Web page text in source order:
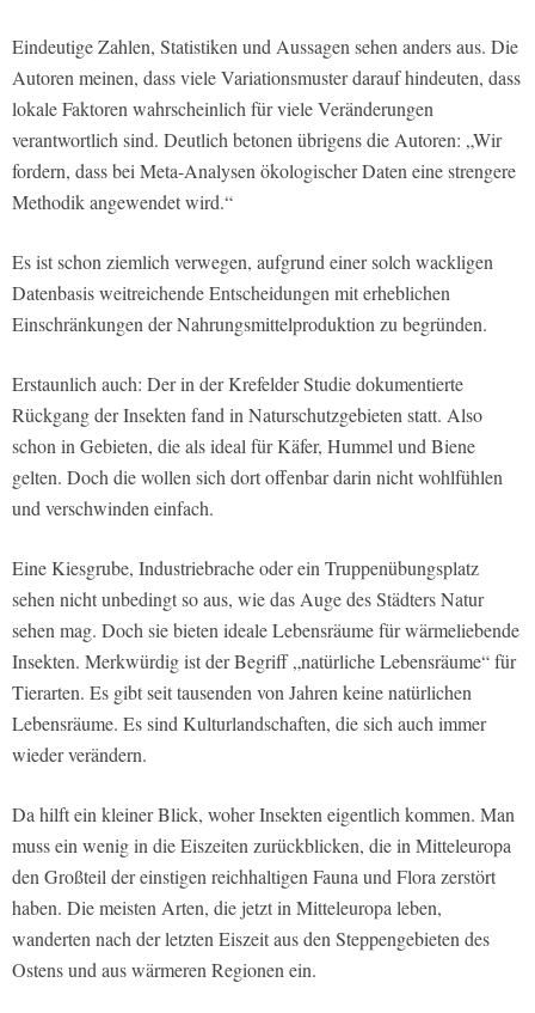
Eindeutige Zahlen, Statistiken und Aussagen sehen anders aus. Die
Autoren meinen, dass viele Variationsmuster darauf hindeuten, dass
lokale Faktoren wahrscheinlich für viele Veränderungen
verantwortlich sind. Deutlich betonen übrigens die Autoren: „Wir
fordern, dass bei Meta-Analysen ökologischer Daten eine strengere
Methodik angewendet wird.“
Es ist schon ziemlich verwegen, aufgrund einer solch wackligen
Datenbasis weitreichende Entscheidungen mit erheblichen
Einschränkungen der Nahrungsmittelproduktion zu begründen.
Erstaunlich auch: Der in der Krefelder Studie dokumentierte
Rückgang der Insekten fand in Naturschutzgebieten statt. Also
schon in Gebieten, die als ideal für Käfer, Hummel und Biene
gelten. Doch die wollen sich dort offenbar darin nicht wohlfühlen
und verschwinden einfach.
Eine Kiesgrube, Industriebrache oder ein Truppenübungsplatz
sehen nicht unbedingt so aus, wie das Auge des Städters Natur
sehen mag. Doch sie bieten ideale Lebensräume für wärmeliebende
Insekten. Merkwürdig ist der Begriff „natürliche Lebensräume“ für
Tierarten. Es gibt seit tausenden von Jahren keine natürlichen
Lebensräume. Es sind Kulturlandschaften, die sich auch immer
wieder verändern.
Da hilft ein kleiner Blick, woher Insekten eigentlich kommen. Man
muss ein wenig in die Eiszeiten zurückblicken, die in Mitteleuropa
den Großteil der einstigen reichhaltigen Fauna und Flora zerstört
haben. Die meisten Arten, die jetzt in Mitteleuropa leben,
wanderten nach der letzten Eiszeit aus den Steppengebieten des
Ostens und aus wärmeren Regionen ein.